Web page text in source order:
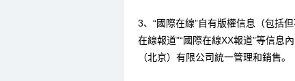
3、“國際在線”自有版權信息（包括
在線報道”“國際在線XX報道”等信息
（北京）有限公司統一管理和銷售。